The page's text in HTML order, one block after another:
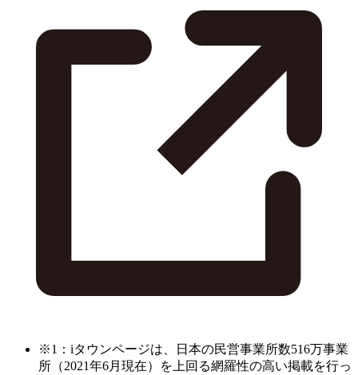
※1：iタウンページは、日本の民営事業所数516万事業
所（2021年6月現在）を上回る網羅性の高い掲載を行っ